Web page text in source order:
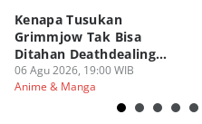
Kenapa Tusukan
Grimmjow Tak Bisa
Ditahan Deathdealing
Askin Bleach?
06 Agu 2026, 19:00 WIB
Anime & Manga